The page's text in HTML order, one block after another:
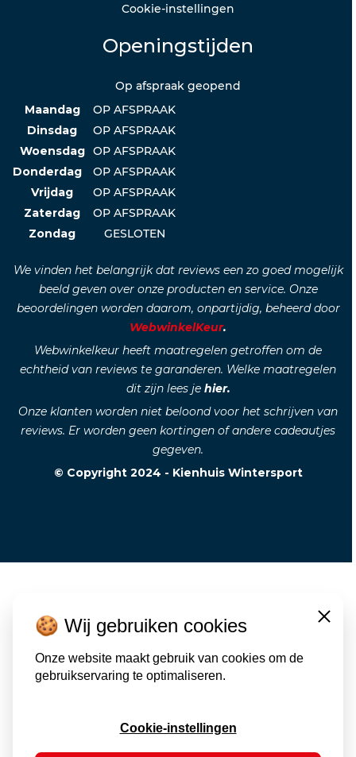
Cookie-instellingen
Openingstijden
Op afspraak geopend
Maandag
OP AFSPRAAK
Dinsdag
OP AFSPRAAK
Woensdag OP AFSPRAAK
Donderdag
OP AFSPRAAK
Vrijdag
OP AFSPRAAK
Zaterdag
OP AFSPRAAK
Zondag
GESLOTEN
We vinden het belangrijk dat reviews een zo goed mogelijk
beeld geven over onze producten en service. Onze
beoordelingen worden daarom, onpartijdig, beheerd door
WebwinkelKeur.
Webwinkelkeur heeft maatregelen getroffen om de
echtheid van reviews te garanderen. Welke maatregelen
dit zijn lees je hier.
Onze klanten worden niet beloond voor het schrijven van
reviews. Er worden geen kortingen of andere cadeautjes
gegeven.
© Copyright 2024 - Kienhuis Wintersport
🍪 Wij gebruiken cookies
Onze website maakt gebruik van cookies om de
gebruikservaring te optimaliseren.
Close
Cookie-instellingen